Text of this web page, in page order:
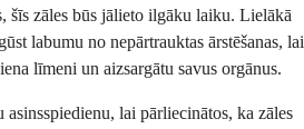
šīs zāles būs jālieto ilgāku laiku. Lielākā
labumu no nepārtrauktas ārstēšanas, lai
līmeni un aizsargātu savus orgānus.
lai pārliecinātos, ka zāles